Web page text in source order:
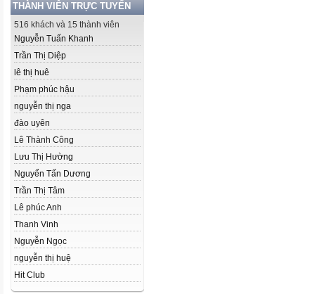
THÀNH VIÊN TRỰC TUYẾN
516 khách và 15 thành viên
Nguyễn Tuấn Khanh
Trần Thị Diệp
lê thị huê
Phạm phúc hậu
nguyễn thị nga
đào uyên
Lê Thành Công
Lưu Thị Hường
Nguyển Tấn Dương
Trần Thị Tâm
Lê phúc Anh
Thanh Vinh
Nguyễn Ngọc
nguyễn thị huệ
Hit Club